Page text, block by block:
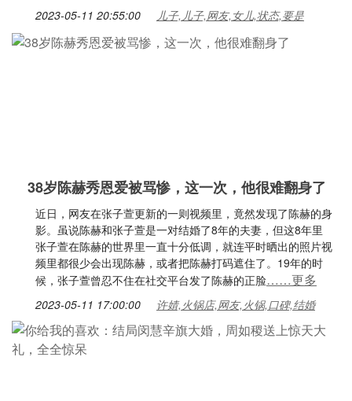
2023-05-11 20:55:00 儿子,儿子,网友,女儿,状态,要是
38岁陈赫秀恩爱被骂惨，这一次，他很难翻身了
近日，网友在张子萱更新的一则视频里，竟然发现了陈赫的身
影。虽说陈赫和张子萱是一对结婚了8年的夫妻，但这8年里
张子萱在陈赫的世界里一直十分低调，就连平时晒出的照片视
频里都很少会出现陈赫，或者把陈赫打码遮住了。19年的时
候，张子萱曾忍不住在社交平台发了陈赫的正脸……更多
2023-05-11 17:00:00 许婧,火锅店,网友,火锅,口碑,结婚